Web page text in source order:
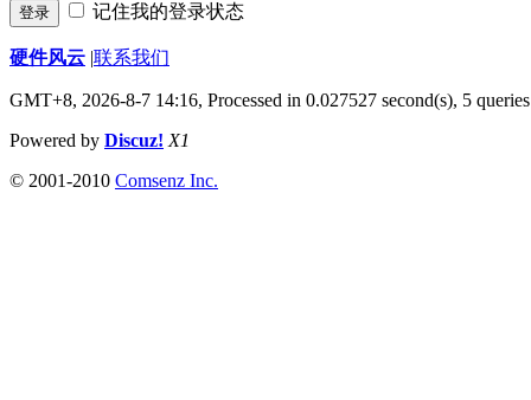
登录 记住我的登录状态
硬件风云 |联系我们
GMT+8, 2026-8-7 14:16, Processed in 0.027527 second(s), 5 queries
Powered by Discuz! X1
© 2001-2010 Comsenz Inc.